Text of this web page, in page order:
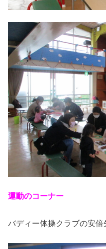
運動のコーナー
バディー体操クラブの安倍